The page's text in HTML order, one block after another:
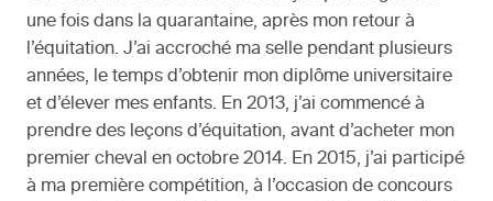
une fois dans la quarantaine, après mon retour à
l’équitation. J’ai accroché ma selle pendant plusieurs
années, le temps d’obtenir mon diplôme universitaire
et d’élever mes enfants. En 2013, j’ai commencé à
prendre des leçons d’équitation, avant d’acheter mon
premier cheval en octobre 2014. En 2015, j’ai participé
à ma première compétition, à l’occasion de concours